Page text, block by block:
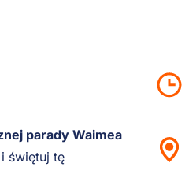
parady Waimea
świętuj tę